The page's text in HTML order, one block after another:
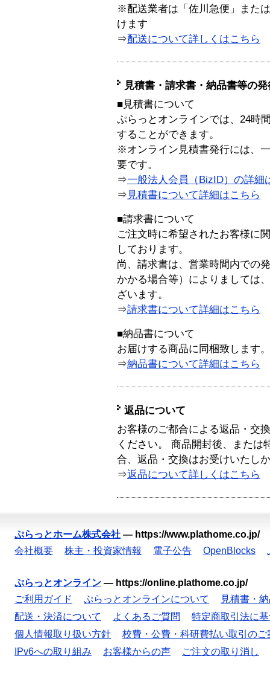
※配送業者は「佐川急便」また
けます
⇒配送について詳しくはこちら
見積書・請求書・納品書等の
■見積書について
ぷらっとオンラインでは、24時
することができます。
※オンライン見積書発行には、
要です。
⇒一般法人会員（BizID）の詳細
⇒ 見積書について詳細はこちら
■請求書について
ご注文時に希望されたお客様に
しております。
尚、請求書は、営業時間内での
かかる場合等）によりましては
ざいます。
⇒請求書について詳細はこちら
■納品書について
お届けする商品に同梱致します。
⇒納品書について詳細はこちら
返品について
お客様のご都合による返品・交
ください。 商品開封後、または
合、返品・交換はお受けいたし
⇒返品について詳しくはこちら
ぷらっとホーム株式会社 — https://www.plathome.co.jp/
会社概要
株主・投資家情報 電子公告 OpenBlocks
ぷらっとオンライン — https://online.plathome.co.jp/
ご利用ガイド
ぷらっとオンラインについて
見積書・
配送・決済について
よくあるご質問
特定商取引法に
個人情報取り扱い方針
校費・公費・科研費払い取引のご
IPv6への取り組み
お客様からの声 ご注文の取り消し